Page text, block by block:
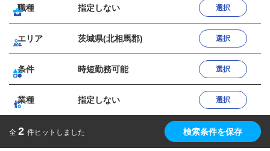
職種 指定しない 選択
エリア 茨城県(北相馬郡) 選択
条件 時短勤務可能 選択
業種 指定しない 選択
全 2 件ヒットしました 検索条件を保存